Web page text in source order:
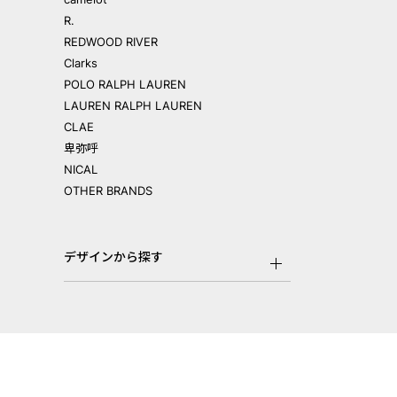
R.
REDWOOD RIVER
Clarks
POLO RALPH LAUREN
LAUREN RALPH LAUREN
CLAE
卑弥呼
NICAL
OTHER BRANDS
デザインから探す